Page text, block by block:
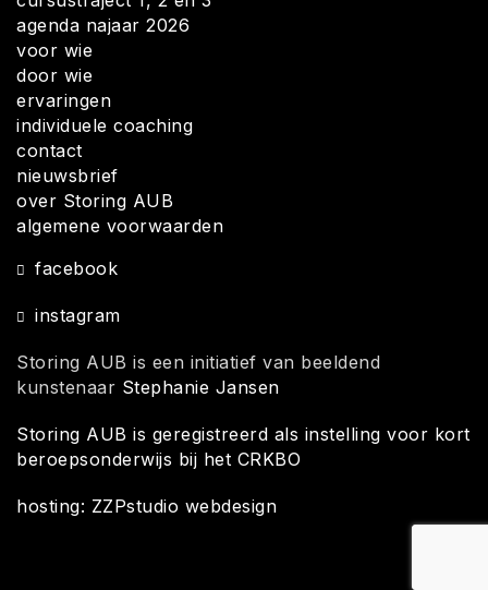
agenda najaar 2026
voor wie
door wie
ervaringen
individuele coaching
contact
nieuwsbrief
over Storing AUB
algemene voorwaarden
facebook
instagram
Storing AUB is een initiatief van beeldend
kunstenaar Stephanie Jansen
Storing AUB is geregistreerd als instelling voor kort
beroepsonderwijs bij het CRKBO
hosting: ZZPstudio webdesign